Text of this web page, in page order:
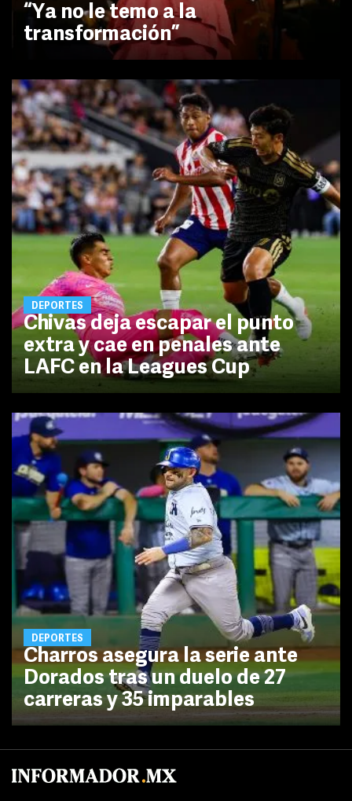
“Ya no le temo a la
transformación”
DEPORTES
Chivas deja escapar el punto
extra y cae en penales ante
LAFC en la Leagues Cup
DEPORTES
Charros asegura la serie ante
Dorados tras un duelo de 27
carreras y 35 imparables